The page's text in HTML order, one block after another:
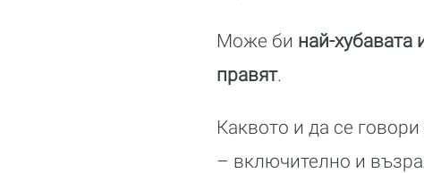
Може би най-хубавата
правят.
Каквото и да се
– включително и